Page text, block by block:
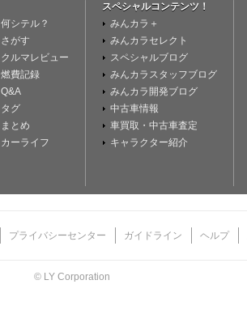
何シテル？
さがす
クルマレビュー
燃費記録
Q&A
タグ
まとめ
カーライフ
スペシャルコンテンツ！
みんカラ＋
みんカラセレクト
スペシャルブログ
みんカラスタッフブログ
みんカラ開発ブログ
中古車情報
車買取・中古車査定
キャラクター紹介
プライバシーセンター ガイドライン ヘルプ
© LY Corporation